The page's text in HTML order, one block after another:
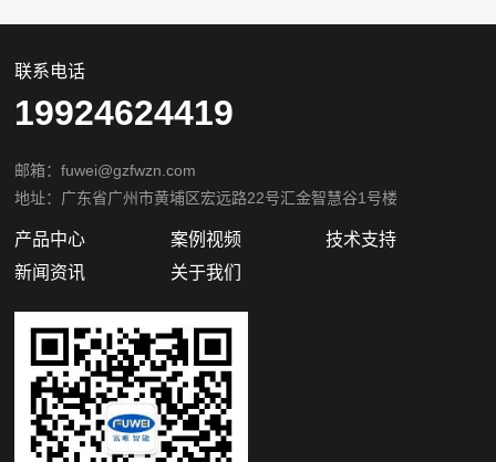
联系电话
19924624419
邮箱：fuwei@gzfwzn.com
地址：广东省广州市黄埔区宏远路22号汇金智慧谷1号楼
产品中心 案例视频
技术支持
新闻资讯
关于我们